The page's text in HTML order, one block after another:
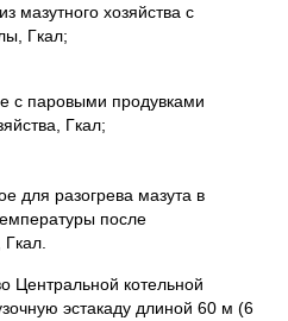
мазутного хозяйства с
Гкал;
с паровыми продувками
Гкал;
для разогрева мазута в
после
Центральной котельной
эстакаду длиной 60 м (6